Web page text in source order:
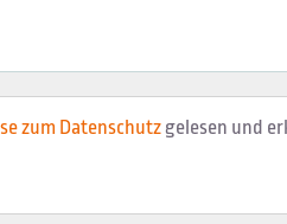
zum Datenschutzgelesen und